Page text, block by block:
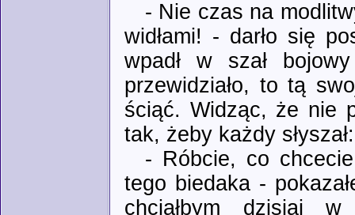
- Nie czas na
widłami! - darło się
wpadł w szał
przewidziało, to tą
ściąć. Widząc, że nie
tak, żeby każdy słyszał:
- Róbcie, co
tego biedaka -
chciałbym dzisiaj